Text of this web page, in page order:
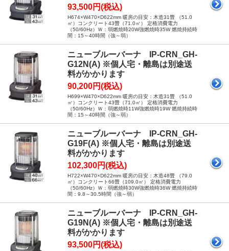
93,500円(税込)
H674×W470×D622mm 暖房の目安：木造31畳 （51.0
㎡）コンクリート43畳（71.0㎡） 定格消費電力
（50/60Hz）Ｗ：弱燃焼時20W強燃焼時35W 燃焼持続時
間：15～40時間（強～弱）
ニューブルーバーナ IP-CRN_GH-
G12N(A) ※個人宅・離島は別途送
料がかかります
90,200円(税込)
H699×W470×D622mm 暖房の目安：木造31畳 （51.0
㎡）コンクリート43畳（71.0㎡） 定格消費電力
（50/60Hz）Ｗ：弱燃焼時11W強燃焼時19W 燃焼持続時
間：15～40時間（強～弱）
ニューブルーバーナ IP-CRN_GH-
G19F(A) ※個人宅・離島は別途送
料がかかります
102,300円(税込)
H722×W470×D622mm 暖房の目安：木造48畳 （79.0
㎡）コンクリート66畳（109.0㎡） 定格消費電力
（50/60Hz）Ｗ：弱燃焼時30W強燃焼時36W 燃焼持続時
間：9.8～30.5時間（強～弱）
ニューブルーバーナ IP-CRN_GH-
G19N(A) ※個人宅・離島は別途送
料がかかります
93,500円(税込)